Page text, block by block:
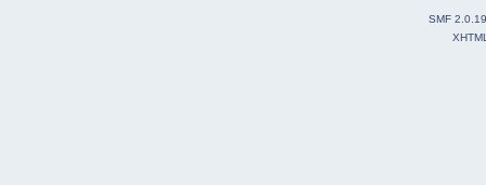
SMF 2.0.19